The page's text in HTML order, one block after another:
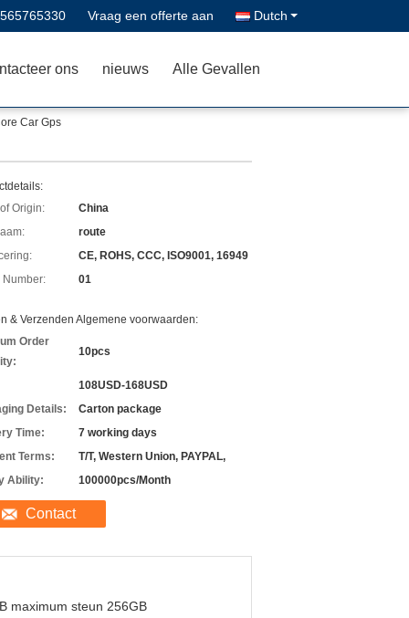
Vraag een offerte aan Dutch
ons nieuws Alle Gevallen
Car Gps
Origin:
China
route
CE, ROHS, CCC, ISO9001, 16949
Number:
01
& Verzenden Algemene voorwaarden:
Order
10pcs
108USD-168USD
Details:
Carton package
Time:
7 working days
Terms:
T/T, Western Union, PAYPAL,
Ability:
100000pcs/Month
Contact
maximum steun 256GB